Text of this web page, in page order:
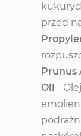
przed
Prunus
Oil -